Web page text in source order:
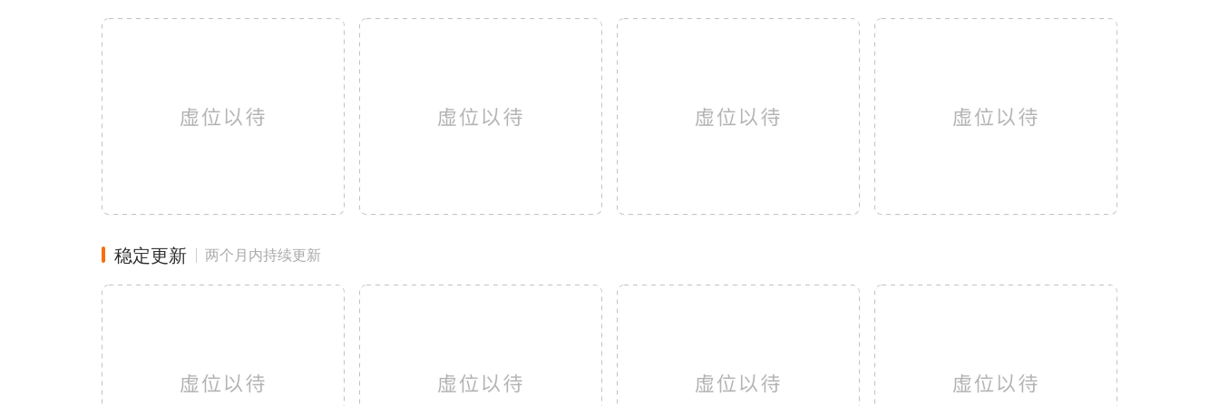
稳定更新 两个月内持续更新